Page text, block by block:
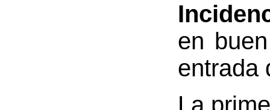
en
entrada
La